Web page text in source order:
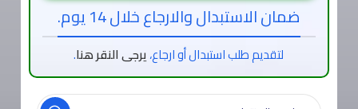
ضمان الاستبدال والارجاع خلال 14 يوم.
لتقديم طلب استبدال أو ارجاع،يرجى النقر هنا.